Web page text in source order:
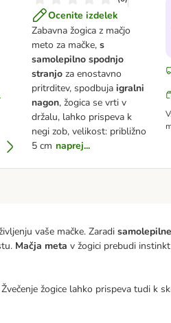
Ocenite izdelek
Zabavna žogica z mačjo
meto za mačke, s
samolepilno spodnjo
stranjo za enostavno
pritrditev, spodbuja igralni
nagon, žogica se vrti v
držalu, lahko prispeva k
negi zob, velikost: približno
5 cm naprej...
vaše mačke. Zaradi
Mačja meta v žogici prebudi
žogice lahko prispeva tudi k